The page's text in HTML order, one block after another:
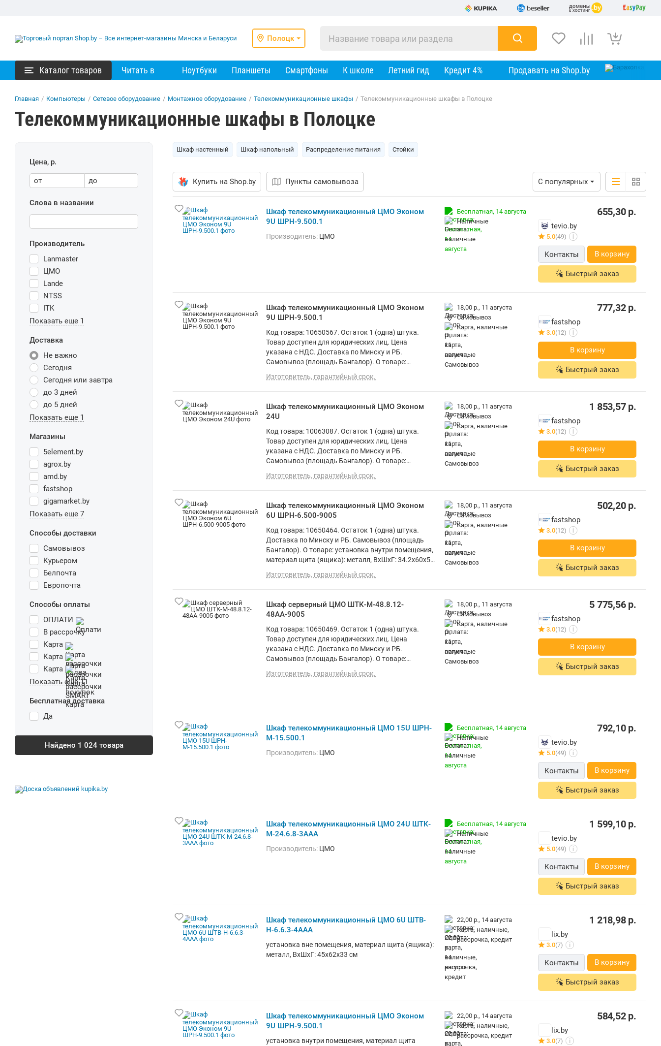
Полоцк
Каталог товаров Читать в Ноутбуки Планшеты Смартфоны К школе Летний гид Кредит 4% Продавать на Shop.by
Главная / Компьютеры / Сетевое оборудование / Монтажное оборудование / Телекоммуникационные шкафы / Телекоммуникационные шкафы в Полоцке
Телекоммуникационные шкафы в Полоцке
Цена, р.
от до
Слова в названии
Производитель
Lanmaster
ЦМО
Lande
NTSS
ITK
Показать еще 1
Доставка
Не важно
Сегодня
Сегодня или завтра
до 3 дней
до 5 дней
Показать еще 1
Магазины
5element.by
agrox.by
amd.by
fastshop
gigamarket.by
Показать еще 7
Способы доставки
Самовывоз
Курьером
Белпочта
Европочта
Способы оплаты
ОПЛАТИ
В рассрочку
Карта
Карта
Карта
Показать еще 11
Бесплатная доставка
Да
Найдено 1 024 товара
Шкаф настенный Шкаф напольный Распределение питания Стойки
Купить на Shop.by Пункты самовывоза С популярных
Шкаф телекоммуникационный ЦМО Эконом
9U ШРН-9.500.1
Производитель: ЦМО
Бесплатная, 14 августа
наличные
655,30р.
tevio.by
5.0(49) i
Контакты В корзину
Быстрый заказ
Шкаф телекоммуникационный ЦМО Эконом
9U ШРН-9.500.1
Код товара: 10650567. Остаток 1 (одна) штука.
Товар доступен для юридических лиц. Цена
указана с НДС. Доставка по Минску и РБ.
Самовывоз (площадь Бангалор). О товаре:
(ящика): металл, ВхШхГ: 47.6x60x52 см
Изготовитель, гарантийный срок.
18,00 р., 11 августа
Самовывоз
карта, наличные
777,32р.
fastshop
3.0(12) i
В корзину
Быстрый заказ
Шкаф телекоммуникационный ЦМО Эконом
24U
Код товара: 10063087. Остаток 1 (одна) штука.
Товар доступен для юридических лиц. Цена
указана с НДС. Доставка по Минску и РБ.
Самовывоз (площадь Бангалор). О товаре:
стационарный, степень защиты IP20, ВхШхГ:
118.7x60x60 см
Изготовитель, гарантийный срок.
18,00 р., 11 августа
Самовывоз
карта, наличные
1 853,57р.
fastshop
3.0(12) i
В корзину
Быстрый заказ
Шкаф телекоммуникационный ЦМО Эконом
6U ШРН-6.500-9005
Код товара: 10650464. Остаток 1 (одна) штука.
Доставка по Минску и РБ. Самовывоз (площадь
Бангалор). О товаре: установка внутри помещения,
материал щита (ящика): металл, ВхШхГ: 34.2x60x52
Изготовитель, гарантийный срок.
18,00 р., 11 августа
Самовывоз
карта, наличные
502,20р.
fastshop
3.0(12) i
В корзину
Быстрый заказ
Шкаф серверный ЦМО ШТК-М-48.8.12-
48АА-9005
Код товара: 10650469. Остаток 1 (одна) штука.
Товар доступен для юридических лиц. Цена
указана с НДС. Доставка по Минску и РБ.
Самовывоз (площадь Бангалор). О товаре:
стационарный, материал щита (ящика): металл,
Изготовитель, гарантийный срок.
18,00 р., 11 августа
Самовывоз
карта, наличные
5 775,56р.
fastshop
3.0(12) i
В корзину
Быстрый заказ
Шкаф телекоммуникационный ЦМО 15U ШРН-
М-15.500.1
Производитель: ЦМО
Бесплатная, 14 августа
наличные
792,10р.
tevio.by
5.0(49) i
Контакты В корзину
Быстрый заказ
Шкаф телекоммуникационный ЦМО 24U ШТК-
М-24.6.8-3ААА
Производитель: ЦМО
Бесплатная, 14 августа
наличные
1 599,10р.
tevio.by
5.0(49) i
Контакты В корзину
Быстрый заказ
Шкаф телекоммуникационный ЦМО 6U ШТВ-
Н-6.6.3-4ААА
установка вне помещения, материал щита (ящика):
металл, ВхШхГ: 45x62x33 см
22,00 р., 14 августа
карта, наличные,
рассрочка, кредит
1 218,98р.
lix.by
3.0(7) i
Контакты В корзину
Быстрый заказ
Шкаф телекоммуникационный ЦМО Эконом
9U ШРН-9.500.1
установка внутри помещения, материал щита
22,00 р., 14 августа
карта, наличные,
рассрочка, кредит
584,52р.
lix.by
3.0(7) i